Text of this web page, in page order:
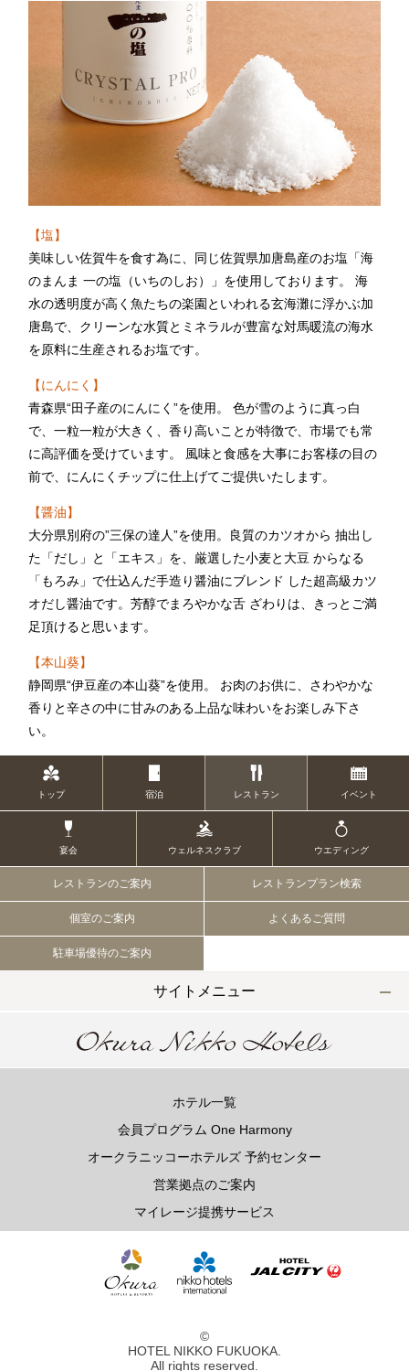
【塩】
美味しい佐賀牛を食す為に、同じ佐賀県加唐島産のお塩「海
のまんま 一の塩（いちのしお）」を使用しております。 海
水の透明度が高く魚たちの楽園といわれる玄海灘に浮かぶ加
唐島で、クリーンな水質とミネラルが豊富な対馬暖流の海水
を原料に生産されるお塩です。
【にんにく】
青森県“田子産のにんにく”を使用。 色が雪のように真っ白
で、一粒一粒が大きく、香り高いことが特徴で、市場でも常
に高評価を受けています。 風味と食感を大事にお客様の目の
前で、にんにくチップに仕上げてご提供いたします。
【醤油】
大分県別府の”三保の達人”を使用。良質のカツオから 抽出し
た「だし」と「エキス」を、厳選した小麦と大豆 からなる
「もろみ」で仕込んだ手造り醤油にブレンド した超高級カツ
オだし醤油です。芳醇でまろやかな舌 ざわりは、きっとご満
足頂けると思います。
【本山葵】
静岡県“伊豆産の本山葵”を使用。 お肉のお供に、さわやかな
香りと辛さの中に甘みのある上品な味わいをお楽しみ下さ
い。
トップ 宿泊 レストラン イベント
宴会 ウェルネスクラブ ウエディング
レストランのご案内 レストランプラン検索
個室のご案内 よくあるご質問
駐車場優待のご案内
サイトメニュー
ホテル一覧
会員プログラム One Harmony
オークラニッコーホテルズ 予約センター
営業拠点のご案内
マイレージ提携サービス
©
HOTEL NIKKO FUKUOKA.
All rights reserved.
お席のご予約
TEL 092-482-1164
2F 鉄板焼
銀杏
お席のご予約
TEL 092-482-1166
弁慶
お席のご予約
TEL 092-482-1165
お席のご予約
TEL 092-482-1167
1F メインバー
夜間飛行
お席のご予約
以下のレストランをご利用の場合はお問合せフォームからご
2F 寿司
銀明翠 博多
TEL 092-482-1174
個室やレストランご利用で、ご不明な点がございましたらお
気軽にご相談下さい。